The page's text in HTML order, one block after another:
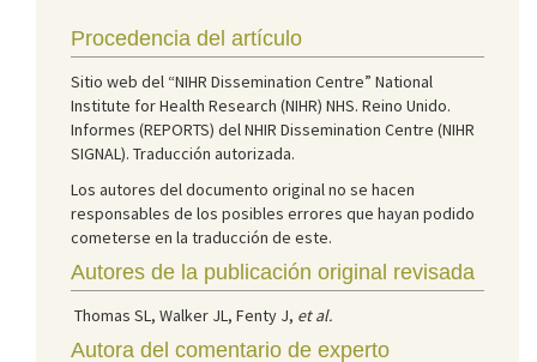
Procedencia del artículo
Sitio web del “NIHR Dissemination Centre” National
Institute for Health Research (NIHR) NHS. Reino Unido.
Informes (REPORTS) del NHIR Dissemination Centre (NIHR
SIGNAL). Traducción autorizada.
Los autores del documento original no se hacen
responsables de los posibles errores que hayan podido
cometerse en la traducción de este.
Autores de la publicación original revisada
Thomas SL, Walker JL, Fenty J, et al.
Autora del comentario de experto